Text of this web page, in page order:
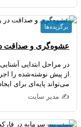
عشوه‌گری و صداقت
در مراحل ابتدایی
از پیش نوشته‌شده را
می‌تواند پایه‌ای برای
✍️ مدیر سایت
برگزیده ها